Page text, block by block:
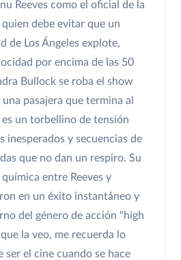
Reeves como el oficial de la
quien debe evitar que un
de Los Ángeles explote,
por encima de las 50
Bullock se roba el show
pasajera que termina al
un torbellino de tensión
inesperados y secuencias de
que no dan un respiro. Su
entre Reeves y
en un éxito instantáneo y
del género de acción "high
la veo, me recuerda lo
ser el cine cuando se hace